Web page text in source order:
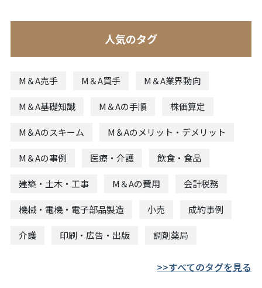
人気のタグ
M＆A売手 M＆A買手 M＆A業界動向
M＆A基礎知識 M＆Aの手順 株価算定
M＆Aのスキーム M＆Aのメリット・デメリット
M＆Aの事例 医療・介護 飲食・食品
建築・土木・工事 M＆Aの費用 会計税務
機械・電機・電子部品製造 小売 成約事例
介護 印刷・広告・出版 調剤薬局
すべてのタグを見る